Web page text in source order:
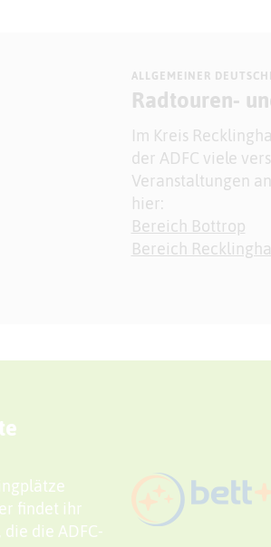
ALLGEMEINER
Radtouren-
Im Kreis
der ADFC viele
Veranstaltungen
hier:
Bereich Bottrop
Bereich
findet ihr
die ADFC-